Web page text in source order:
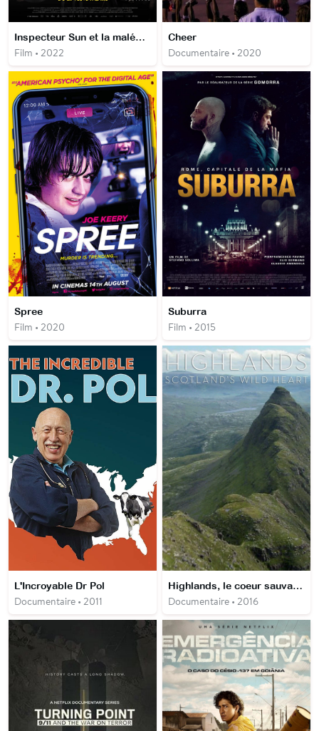
Inspecteur Sun et la malédiction de la veuve noire
Film • 2022
Cheer
Documentaire • 2020
Spree
Film • 2020
Suburra
Film • 2015
L'Incroyable Dr Pol
Documentaire • 2011
Highlands, le coeur sauvage de l'Ecosse
Documentaire • 2016